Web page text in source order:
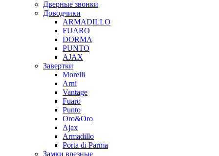
Дверные звонки
Доводчики
ARMADILLO
FUARO
DORMA
PUNTO
AJAX
Завертки
Morelli
Arni
Vantage
Fuaro
Punto
Oro&Oro
Ajax
Armadillo
Porta di Parma
Замки врезные